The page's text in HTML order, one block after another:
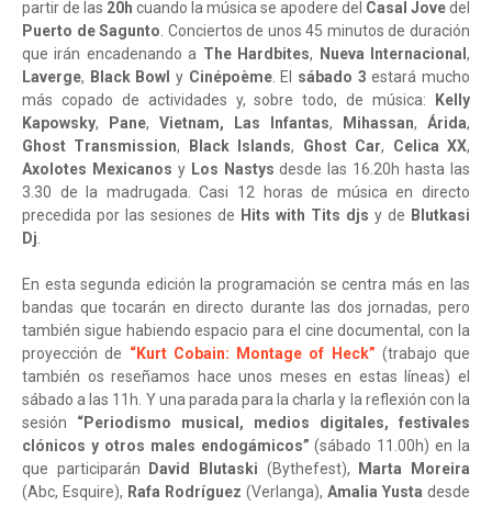
partir de las 20h cuando la música se apodere del Casal Jovedel
Puerto de Sagunto. Conciertos de unos 45 minutos de duración
que irán encadenando a The Hardbites, Nueva Internacional,
Laverge, Black Bowl y Cinépoème. El sábado 3estará mucho
más copado de actividades y, sobre todo, de música:
Kelly
Kapowsky, Pane, Vietnam, Las Infantas, Mihassan, Árida,
Ghost Transmission, Black Islands, Ghost Car, Celica XX,
Axolotes Mexicanos yLos Nastysdesde las 16.20h hasta las
3.30 de la madrugada. Casi 12 horas de música en directo
precedida por las sesiones de Hits with Tits djs y de Blutkasi
Dj.
En esta segunda edición la programación se centra más en las
bandas que tocarán en directo durante las dos jornadas, pero
también sigue habiendo espacio para el cine documental, con la
proyección de “Kurt Cobain: Montage of Heck” (trabajo que
también os reseñamos hace unos meses en estas líneas) el
sábado a las 11h. Y una parada para la charla y la reflexión con la
sesión “Periodismo musical, medios digitales, festivales
clónicos y otros males endogámicos” (sábado 11.00h) en la
que participarán
David Blutaski (Bythefest),
Marta Moreira
(Abc, Esquire), Rafa Rodríguez (Verlanga), Amalia Yusta desde